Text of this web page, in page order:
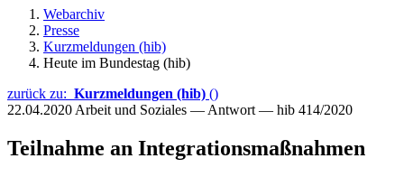
Webarchiv
Presse
Kurzmeldungen (hib)
Heute im Bundestag (hib)
zurück zu: Kurzmeldungen (hib) ()
22.04.2020 Arbeit und Soziales — Antwort — hib 414/2020
Teilnahme an Integrationsmaßnahmen